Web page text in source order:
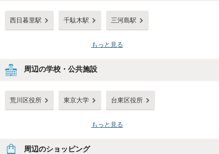
西日暮里駅 千駄木駅 三河島駅
もっと見る
周辺の学校・公共施設
荒川区役所 東京大学 台東区役所
もっと見る
周辺のショッピング